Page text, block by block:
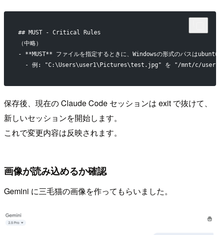
## MUST - Critical Rules
（中略）
- **MUST** ファイルを指定するときに、Windowsの形式のパスはubuntu
- 例: "C:\Users\user1\Pictures\test.jpg" を "/mnt/c/
保存後、現在の Claude Code セッションは exit で抜けて、
新しいセッションを開始します。
これで変更内容は反映されます。
画像が読み込めるか確認
Gemini に三毛猫の画像を作ってもらいました。